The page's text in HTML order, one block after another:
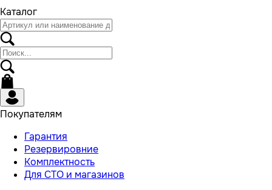
Каталог
Покупателям
Гарантия
Резервировние
Комплектность
Для СТО и магазинов